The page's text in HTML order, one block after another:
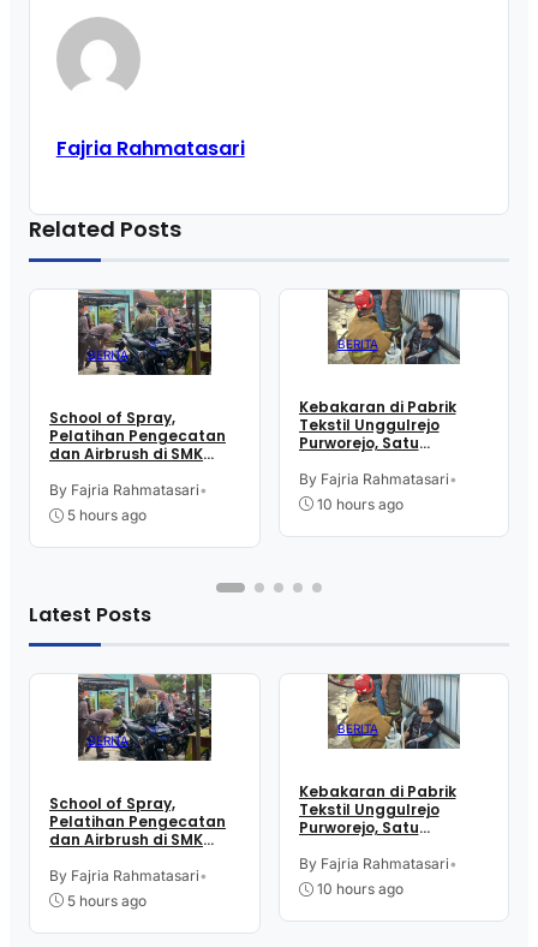
Fajria Rahmatasari
Related Posts
BERITA
School of Spray,
Pelatihan Pengecatan
dan Airbrush di SMK
Kutoarjo
By Fajria Rahmatasari•
5 hours ago
BERITA
Kebakaran di Pabrik
Tekstil Unggulrejo
Purworejo, Satu
Tulang, Petugas
Damkar Sesak Nafas
By Fajria Rahmatasari•
10 hours ago
Latest Posts
BERITA
School of Spray,
Pelatihan Pengecatan
dan Airbrush di SMK
Kutoarjo
By Fajria Rahmatasari•
5 hours ago
BERITA
Kebakaran di Pabrik
Tekstil Unggulrejo
Purworejo, Satu
Tulang, Petugas
Damkar Sesak Nafas
By Fajria Rahmatasari•
10 hours ago